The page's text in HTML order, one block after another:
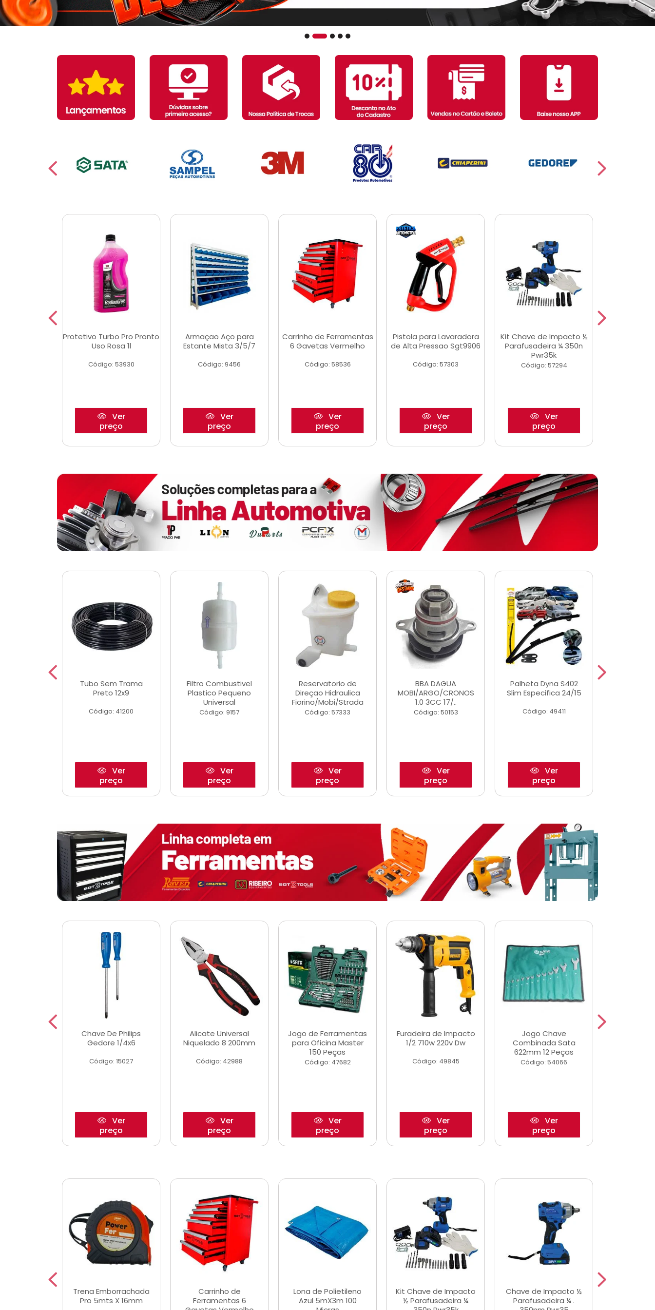
Protetivo Turbo Pro Pronto
Uso Rosa 1l
Código: 53930
Ver
preço
Armaçao Aço para
Estante Mista 3/5/7
Código: 9456
Ver
preço
Carrinho de Ferramentas
6 Gavetas Vermelho
Código: 58536
Ver
preço
Pistola para Lavaradora
de Alta Pressao Sgt9906
Código: 57303
Ver
preço
Kit Chave de Impacto ½
Parafusadeira ¼ 350n
Pwr35k
Código: 57294
Ver
preço
Tubo Sem Trama
Preto 12x9
Código: 41200
Ver
preço
Filtro Combustivel
Plastico Pequeno
Universal
Código: 9157
Ver
preço
Reservatorio de
Direçao Hidraulica
Fiorino/Mobi/Strada
Código: 57333
Ver
preço
BBA DAGUA
MOBI/ARGO/CRONOS
1.0 3CC 17/..
Código: 50153
Ver
preço
Palheta Dyna S402
Slim Especifica 24/15
Código: 49411
Ver
preço
Chave De Philips
Gedore 1/4x6
Código: 15027
Ver
preço
Alicate Universal
Niquelado 8 200mm
Código: 42988
Ver
preço
Jogo de Ferramentas
para Oficina Master
150 Peças
Código: 47682
Ver
preço
Furadeira de Impacto
1/2 710w 220v Dw
Código: 49845
Ver
preço
Jogo Chave
Combinada Sata
622mm 12 Peças
Código: 54066
Ver
preço
Trena Emborrachada
Pro 5mts X 16mm
Carrinho de
Ferramentas 6
Lona de Polietileno
Azul 5mX3m 100
Kit Chave de Impacto
½ Parafusadeira ¼
Chave de Impacto ½
Parafusadeira ¼ .